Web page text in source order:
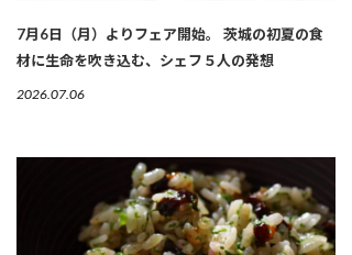
7月6日（月）よりフェア開始。 茨城の初夏の食
材に生命を吹き込む、シェフ５人の発想
2026.07.06